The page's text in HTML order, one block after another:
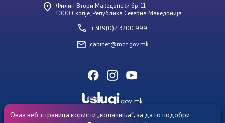
Филип Втори Македонски бр. 11
1000 Скопје, Република Северна Македонија
+389(0)2 3200 999
cabinet@mdt.gov.mk
Оваа веб-страница користи „колачиња“, за да го подобри